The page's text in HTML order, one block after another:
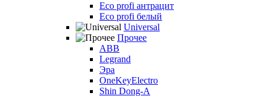
Eco profi антрацит
Eco profi белый
Universal
Прочее
ABB
Legrand
Эра
OneKeyElectro
Shin Dong-A